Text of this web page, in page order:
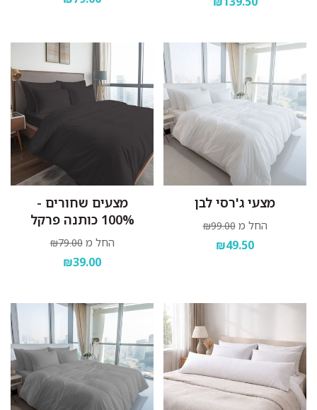
מצעי ג'רסי לבן
החל מ ₪99.00
₪49.50
מצעים שחורים -
100% כותנה פרקל
החל מ ₪79.00
₪39.00